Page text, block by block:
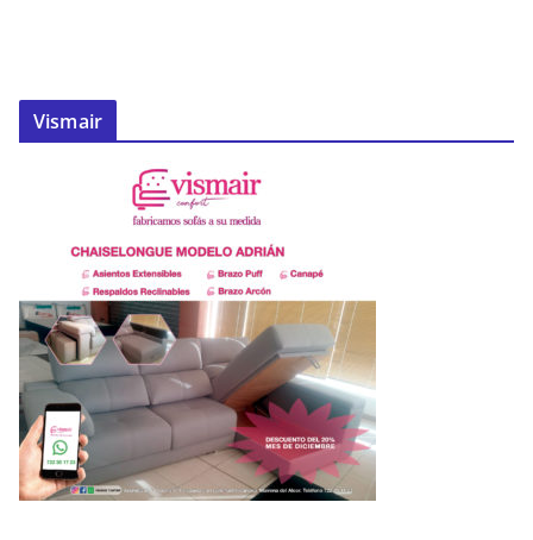
Vismair